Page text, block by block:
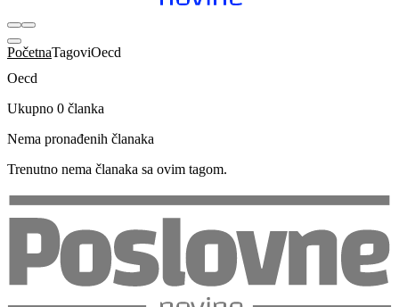
PočetnaTagoviOecd
Oecd
Ukupno 0 članka
Nema pronađenih članaka
Trenutno nema članaka sa ovim tagom.